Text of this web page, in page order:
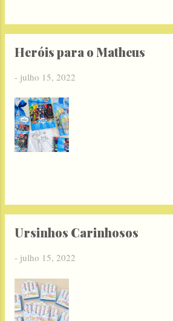
Heróis para o Matheus
- julho 15, 2022
Ursinhos Carinhosos
- julho 15, 2022